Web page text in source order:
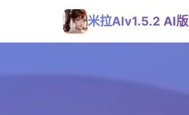
米拉AIv1.5.2 AI版